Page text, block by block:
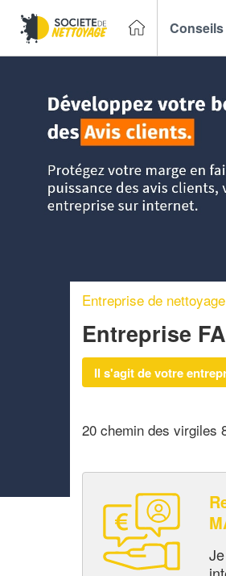
Entreprise de
Entreprise
Il s'agit de votre
20 chemin des virgiles